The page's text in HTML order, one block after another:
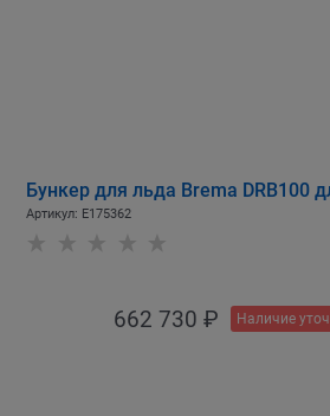
Бункер для льда Brema DRB100
Артикул: E175362
662 730 ₽ Наличие